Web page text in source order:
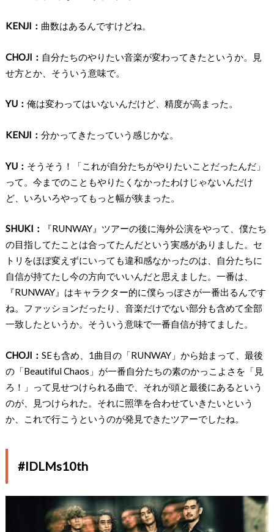
KENJI： 曲数はあるんですけどね。
CHOJI： 自分たちのやりたい音楽が変わってきたというか。見
せ方とか、そういう意味で。
YU： 俺は変わってはいないんだけど、精度が高まった。
KENJI： 分かってきたっていう感じかな。
YU： そうそう！「これが自分たちがやりたいことだったんだ」
って。今までのこともやりたくなかったわけじゃないんだけ
ど、いろいろやってもっと幅が狭まった。
SHUKI：
『RUNWAY』ツアーの後に海外公演をやって、僕たち
の目指してたことは合ってたんだという実感がありました。セ
トリをほぼ変えずにいっても違和感なかったのは、自分たちに
自信が持てたし今の方向でいいんだと思えました。一番は、
『RUNWAY』はキャラクター的に僕らっぽさが一番出るんです
ね。ファッションだったり、音楽だけでない部分も含めて全部
一致したというか。そういう意味で一番自信が持てました。
CHOJI： SEも含め、1曲目の「RUNWAY」から始まって、最後
の「Beautiful Chaos」が一番自分たちの素のかっこよさを「見
ろ！」って見せつけられる曲で、それが頭と最後にあるという
のが、見つけられた。それに照準を合わせていきたいという
か、これで行こうというのが発見できたツアーでしたね。
#IDLMs10th